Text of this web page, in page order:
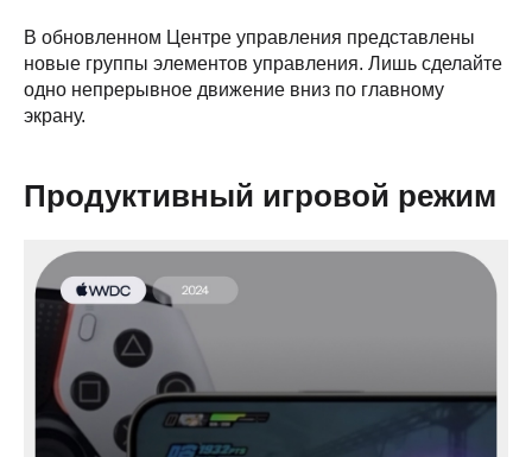
В обновленном Центре управления представлены
новые группы элементов управления. Лишь сделайте
одно непрерывное движение вниз по главному
экрану.
Продуктивный игровой режим